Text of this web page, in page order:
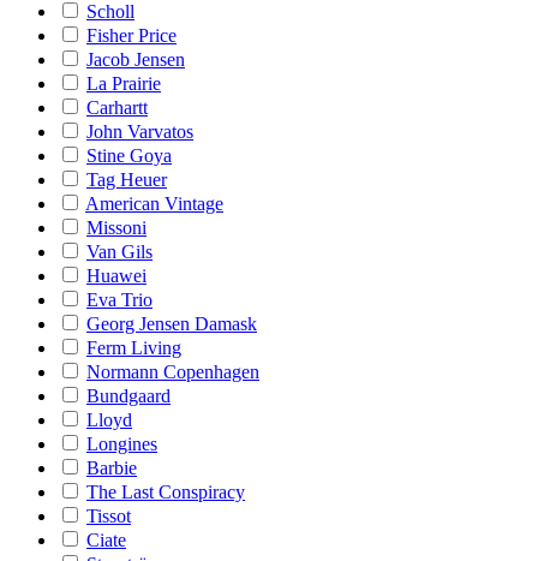
Scholl
Fisher Price
Jacob Jensen
La Prairie
Carhartt
John Varvatos
Stine Goya
Tag Heuer
American Vintage
Missoni
Van Gils
Huawei
Eva Trio
Georg Jensen Damask
Ferm Living
Normann Copenhagen
Bundgaard
Lloyd
Longines
Barbie
The Last Conspiracy
Tissot
Ciate